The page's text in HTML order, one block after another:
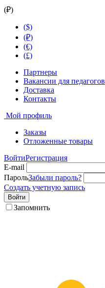
(₽)
($)
(₽)
(€)
(£)
Партнеры
Вакансии для педагогов
Доставка
Контакты
Мой профиль
Заказы
Отложенные товары
ВойтиРегистрация
E-mail
ПарольЗабыли пароль?
Создать учетную запись
Войти
Запомнить